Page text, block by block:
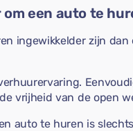
om een auto te
ingewikkelder zijn dan
vrijheid van de open
auto te huren is